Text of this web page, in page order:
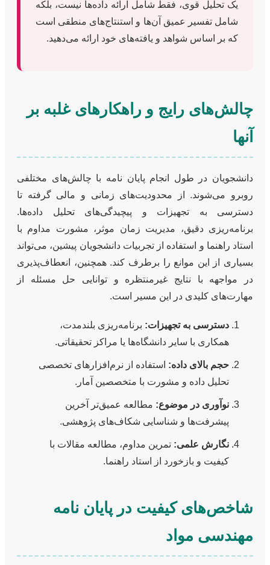
یک تحلیل قوی، فقط شامل ارائه داده‌ها نیست، بلکه
شامل تفسیر عمیق آن‌ها و استنتاج‌های منطقی است
که بر اساس شواهد و یافته‌های خود ارائه می‌دهید.
چالش‌های رایج و راهکارهای غلبه بر
آنها
دانشجویان در طول انجام پایان نامه با چالش‌های مختلفی
روبرو می‌شوند. از محدودیت‌های زمانی و مالی گرفته تا
دسترسی به تجهیزات و پیچیدگی‌های تحلیل داده‌ها.
برنامه‌ریزی دقیق، مدیریت زمان موثر، مشورت مداوم با
استاد راهنما و استفاده از تجربیات دانشجویان پیشین، می‌تواند
بسیاری از این موانع را برطرف کند. همچنین، انعطاف‌پذیری
در مواجهه با نتایج غیرمنتظره و توانایی حل مسئله از
مهارت‌های کلیدی در این مسیر است.
دسترسی به تجهیزات: برنامه‌ریزی بلندمدت،
همکاری با سایر دانشگاه‌ها یا مراکز تحقیقاتی.
حجم بالای داده: استفاده از نرم‌افزارهای تخصصی
تحلیل داده و مشورت با متخصصین آمار.
نوآوری در موضوع: مطالعه عمیق‌تر آخرین
پیشرفت‌ها و شناسایی شکاف‌های پژوهشی.
نگارش علمی: تمرین مداوم، مطالعه مقالات با
کیفیت و بازخورد از استاد راهنما.
شاخص‌های کیفیت در پایان نامه
مهندسی مواد